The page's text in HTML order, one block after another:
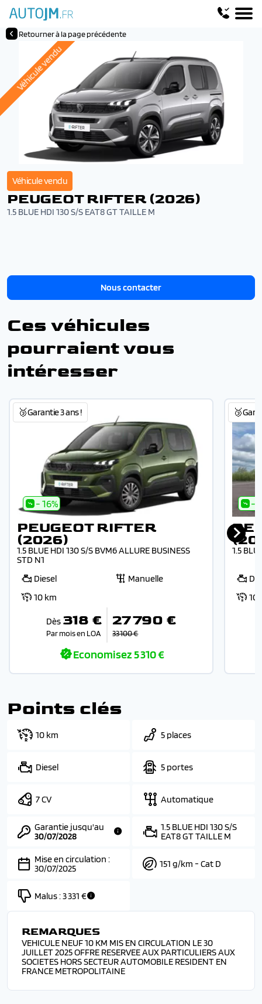
Retourner à la page précédente
Véhicule vendu
Véhicule vendu
PEUGEOT RIFTER (2026)
1.5 BLUE HDI 130 S/S EAT8 GT TAILLE M
Nous contacter
Ces véhicules
pourraient vous
intéresser
🥉Garantie 3 ans !
- 16%
PEUGEOT RIFTER
(2026)
1.5 BLUE HDI 130 S/S BVM6 ALLURE BUSINESS
STD N1
Diesel
Manuelle
10 km
Dès 318 €
Par mois en LOA
27 790 €
33 100 €
Economisez5 310 €
-
1.5
10
Points clés
10 km 5 places
Diesel 5 portes
7 CV Automatique
Garantie jusqu'au
30/07/2028
1.5 BLUE HDI 130 S/S
EAT8 GT TAILLE M
Mise en circulation :
30/07/2025
151 g/km - Cat D
Malus :3 331 €
REMARQUES
VEHICULE NEUF 10 KM MIS EN CIRCULATION LE 30
JUILLET 2025 OFFRE RESERVEE AUX PARTICULIERS AUX
SOCIETES HORS SECTEUR AUTOMOBILE RESIDENT EN
FRANCE METROPOLITAINE